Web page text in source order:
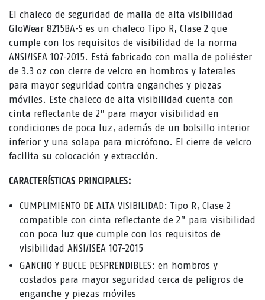
El chaleco de seguridad de malla de alta visibilidad
GloWear 8215BA-S es un chaleco Tipo R, Clase 2 que
cumple con los requisitos de visibilidad de la norma
ANSI/ISEA 107-2015. Está fabricado con malla de poliéster
de 3.3 oz con cierre de velcro en hombros y laterales
para mayor seguridad contra enganches y piezas
móviles. Este chaleco de alta visibilidad cuenta con
cinta reflectante de 2" para mayor visibilidad en
condiciones de poca luz, además de un bolsillo interior
inferior y una solapa para micrófono. El cierre de velcro
facilita su colocación y extracción.
CARACTERÍSTICAS PRINCIPALES:
CUMPLIMIENTO DE ALTA VISIBILIDAD: Tipo R, Clase 2
compatible con cinta reflectante de 2” para visibilidad
con poca luz que cumple con los requisitos de
visibilidad ANSI/ISEA 107-2015
GANCHO Y BUCLE DESPRENDIBLES: en hombros y
costados para mayor seguridad cerca de peligros de
enganche y piezas móviles